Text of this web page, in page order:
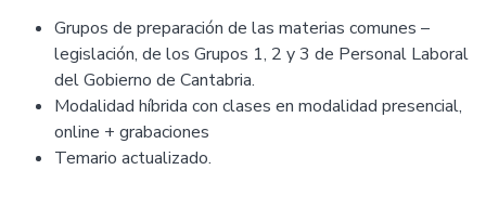
Grupos de preparación de las materias comunes –
legislación, de los Grupos 1, 2 y 3 de Personal Laboral
del Gobierno de Cantabria.
Modalidad híbrida con clases en modalidad presencial,
online + grabaciones
Temario actualizado.